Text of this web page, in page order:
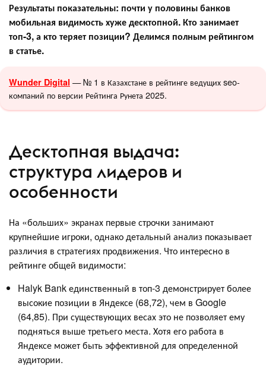
Результаты показательны: почти у половины банков
мобильная видимость хуже десктопной. Кто занимает
топ-3, а кто теряет позиции? Делимся полным рейтингом
в статье.
Wunder Digital — № 1 в Казахстане в рейтинге ведущих seo-
компаний по версии Рейтинга Рунета 2025.
Десктопная выдача:
структура лидеров и
особенности
На «больших» экранах первые строчки занимают
крупнейшие игроки, однако детальный анализ показывает
различия в стратегиях продвижения. Что интересно в
рейтинге общей видимости:
Halyk Bank единственный в топ-3 демонстрирует более
высокие позиции в Яндексе (68,72), чем в Google
(64,85). При существующих весах это не позволяет ему
подняться выше третьего места. Хотя его работа в
Яндексе может быть эффективной для определенной
аудитории.